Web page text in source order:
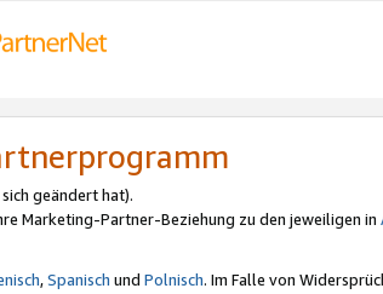
sich geändert hat).
Marketing-Partner-Beziehung zu den jeweiligen in
,Spanisch und Polnisch. Im Falle von